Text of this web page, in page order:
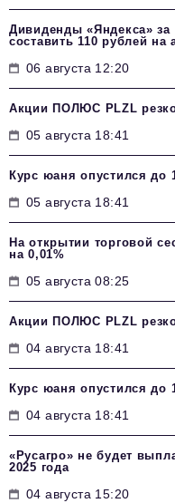
Дивиденды «Яндекса» за
составить 110 рублей на
06 августа 12:20
Акции ПОЛЮС PLZL
05 августа 18:41
Курс юаня опустился до
05 августа 18:41
На открытии торговой
на 0,01%
05 августа 08:25
Акции ПОЛЮС PLZL
04 августа 18:41
Курс юаня опустился до
04 августа 18:41
«Русагро» не будет
2025 года
04 августа 15:20